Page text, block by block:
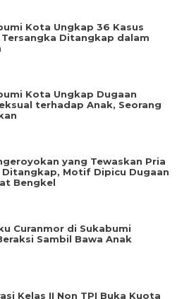
Kota Ungkap 36 Kasus
Ditangkap dalam
Kota Ungkap Dugaan
terhadap Anak, Seorang
yang Tewaskan Pria
Ditangkap, Motif Dipicu Dugaan
Bengkel
Curanmor di Sukabumi
Sambil Bawa Anak
Kelas II Non TPI Buka Kuota